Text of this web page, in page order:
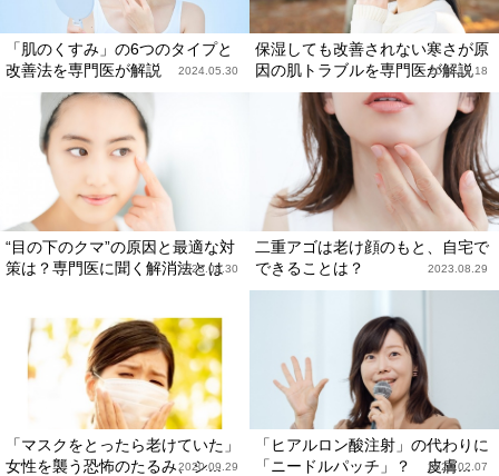
「肌のくすみ」の6つのタイプと
改善法を専門医が解説
2024.05.30
保湿しても改善されない寒さが原
因の肌トラブルを専門医が解説
2023.11.18
“目の下のクマ”の原因と最適な対
策は？専門医に聞く解消法とは
2023.08.30
二重アゴは老け顔のもと、自宅で
できることは？
2023.08.29
「マスクをとったら老けていた」
女性を襲う恐怖のたるみ、シ...
2020.09.29
「ヒアルロン酸注射」の代わりに
「ニードルパッチ」？ 皮膚...
2020.02.07